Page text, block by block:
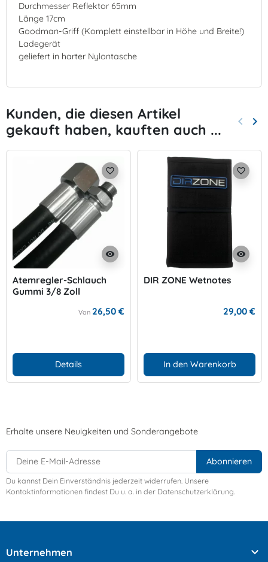
Durchmesser Reflektor 65mm
Länge 17cm
Goodman-Griff (Komplett einstellbar in Höhe und Breite!)
Ladegerät
geliefert in harter Nylontasche
Kunden, die diesen Artikel
gekauft haben, kauften auch ...
Zurück
keyboard_arrow_left keyboard_arrow_right
visibility
favorite_border
Atemregler-Schlauch
Gummi 3/8 Zoll
Von 26,50 €
Details
visibility
favorite_border
DIR ZONE Wetnotes
29,00 €
In den Warenkorb
Erhalte unsere Neuigkeiten und Sonderangebote
Du kannst Dein Einverständnis jederzeit widerrufen. Unsere
Kontaktinformationen findest Du u. a. in der Datenschutzerklärung.
Unternehmen 